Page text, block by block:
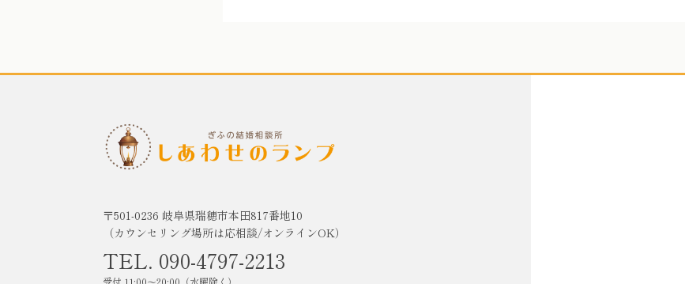
〒501-0236 岐阜県瑞穂市本田817番地10
（カウンセリング場所は応相談/オンラインOK）
TEL. 090-4797-2213
受付 11:00〜20:00（水曜除く）